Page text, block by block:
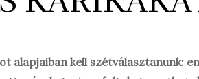
alapjaiban kell szétválasztanunk: